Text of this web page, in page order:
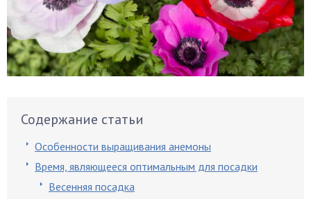
Содержание статьи
Особенности выращивания анемоны
Время, являющееся оптимальным для посадки
Весенняя посадка